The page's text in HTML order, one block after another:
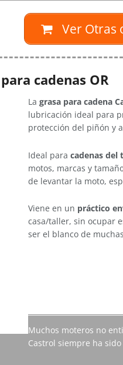
Ver Otras
cadenas OR
La grasa para cadena
lubricación ideal para
protección del piñón y
Ideal para cadenas del
motos, marcas y
de levantar la moto,
Viene en un práctico
casa/taller, sin ocupar
ser el blanco de
Muchos moteros no
Castrol siempre ha